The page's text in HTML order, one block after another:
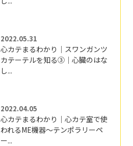
2022.05.31
心カテまるわかり｜スワンガンツ
カテーテルを知る③｜心臓のはな
し...
2022.04.05
心カテまるわかり｜心カテ室で使
われるME機器～テンポラリーペ
ー...